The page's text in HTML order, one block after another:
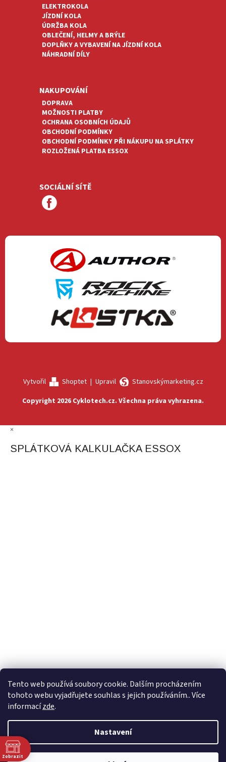
Tento web používá soubory cookie. Dalším procházením
tohoto webu vyjadřujete souhlas s jejich používáním.. Více
informacízde.
Nastavení
ELEKTROKOLA
JÍZDNÍ KOLA
ÚDRŽBA KOLA
OBLEČENÍ, HELMY A BRÝLE
DOPLŇKY A VYBAVENÍ NA JÍZDNÍ KOLA
NÁHRADNÍ DÍLY
NAKUPOVÁNÍ
DOPRAVA
MOŽNOSTI PLATBY
OCHRANA OSOBNÍCH ÚDAJŮ
OBCHODNÍ PODMÍNKY
OBCHODNÍ PODMÍNKY PŘI NÁKUPU NA SPLÁTKY
ROZLOŽENÁ PLATBA ESSOX
SOCIÁLNÍ SÍTĚ
Vytvořil Shoptet| Upravil
Stanovskýmarketing.cz
Copyright 2026 Cyklotech.cz. Všechna práva vyhrazena.
×
SPLÁTKOVÁ KALKULAČKA ESSOX
Zobrazit